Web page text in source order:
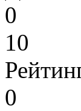
0
10
0